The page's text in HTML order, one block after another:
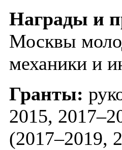
Награды и
Москвы
механики и
Гранты:
2015,
(2017–2019,